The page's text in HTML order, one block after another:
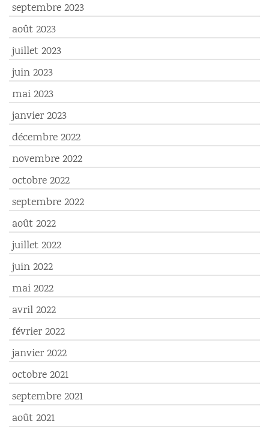
septembre 2023
août 2023
juillet 2023
juin 2023
mai 2023
janvier 2023
décembre 2022
novembre 2022
octobre 2022
septembre 2022
août 2022
juillet 2022
juin 2022
mai 2022
avril 2022
février 2022
janvier 2022
octobre 2021
septembre 2021
août 2021